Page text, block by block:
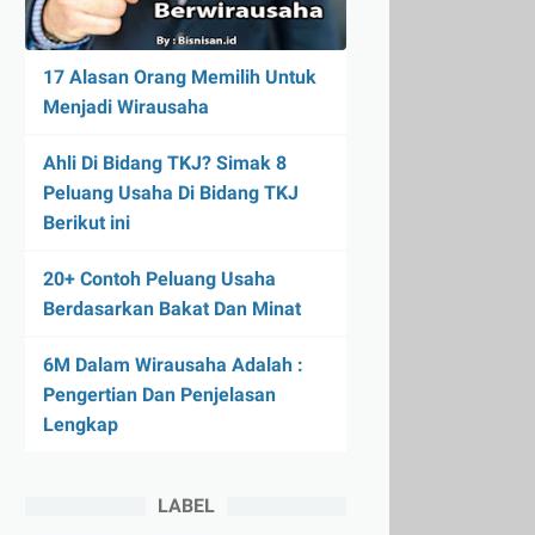
17 Alasan Orang Memilih Untuk
Menjadi Wirausaha
Ahli Di Bidang TKJ? Simak 8
Peluang Usaha Di Bidang TKJ
Berikut ini
20+ Contoh Peluang Usaha
Berdasarkan Bakat Dan Minat
6M Dalam Wirausaha Adalah :
Pengertian Dan Penjelasan
Lengkap
LABEL